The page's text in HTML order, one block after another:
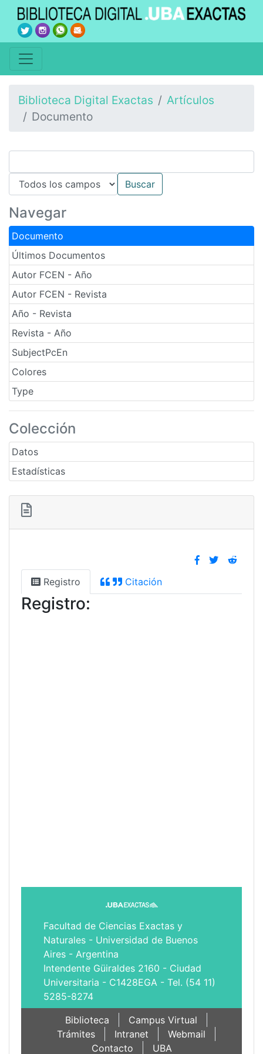
Biblioteca Digital Exactas
Artículos
Documento
Navegar
Documento
Últimos Documentos
Autor FCEN - Año
Autor FCEN - Revista
Año - Revista
Revista - Año
SubjectPcEn
Colores
Type
Colección
Datos
Estadísticas
Registro Citación
Registro:
Facultad de Ciencias Exactas y
Naturales - Universidad de Buenos
Aires - Argentina
Intendente Güiraldes 2160 - Ciudad
Universitaria - C1428EGA - Tel. (54 11)
5285-8274
Biblioteca
Campus Virtual
Trámites
Intranet
Webmail
Contacto
UBA